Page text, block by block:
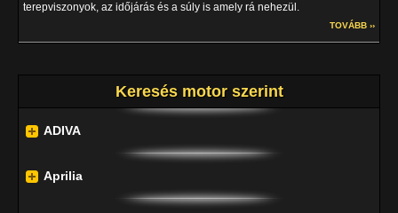
terepviszonyok, az időjárás és a súly is amely rá nehezül.
TOVÁBB ››
Keresés motor szerint
ADIVA
Aprilia